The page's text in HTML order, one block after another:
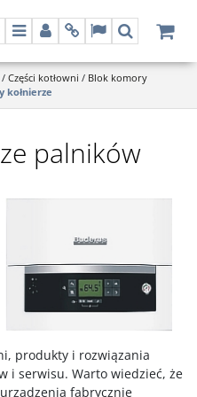
MenuPanelInfoLangSzukaj
/ Części kotłowni / Blok komory
kołnierze
palników
produkty i rozwiązania
i serwisu. Warto wiedzieć, że
fabrycznie